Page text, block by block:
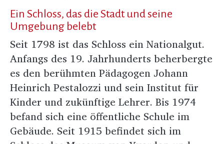
Ein Schloss, das die Stadt und seine
Umgebung belebt
Seit 1798 ist das Schloss ein Nationalgut.
Anfangs des 19. Jahrhunderts beherbergte
es den berühmten Pädagogen Johann
Heinrich Pestalozzi und sein Institut für
Kinder und zukünftige Lehrer. Bis 1974
befand sich eine öffentliche Schule im
Gebäude. Seit 1915 befindet sich im